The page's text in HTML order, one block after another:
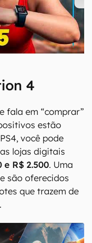
4
fala em “comprar”
estão
você pode
lojas digitais
R$ 2.500. Uma
são oferecidos
que trazem de